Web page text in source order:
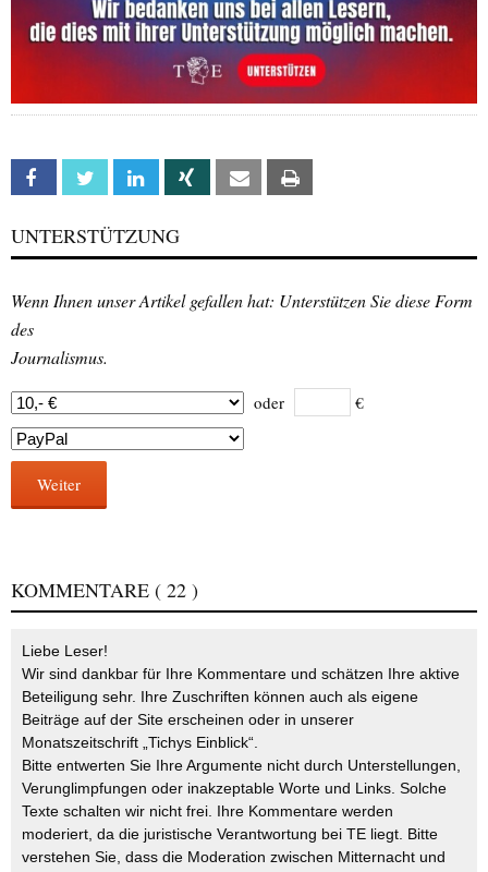
Facebook Twitter Linkedin Xing Email
UNTERSTÜTZUNG
Wenn Ihnen unser Artikel gefallen hat: Unterstützen Sie diese Form
des
Journalismus.
oder €
Weiter
KOMMENTARE ( 22 )
Liebe Leser!
Wir sind dankbar für Ihre Kommentare und schätzen Ihre aktive
Beteiligung sehr. Ihre Zuschriften können auch als eigene
Beiträge auf der Site erscheinen oder in unserer
Monatszeitschrift „Tichys Einblick“.
Bitte entwerten Sie Ihre Argumente nicht durch Unterstellungen,
Verunglimpfungen oder inakzeptable Worte und Links. Solche
Texte schalten wir nicht frei. Ihre Kommentare werden
moderiert, da die juristische Verantwortung bei TE liegt. Bitte
verstehen Sie, dass die Moderation zwischen Mitternacht und